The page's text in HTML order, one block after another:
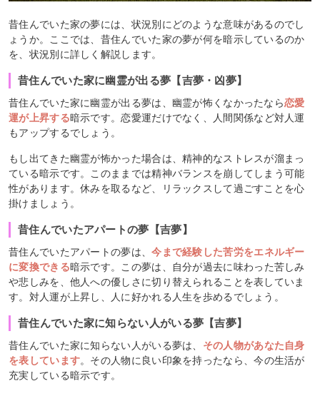
昔住んでいた家の夢には、状況別にどのような意味があるのでし
ょうか。ここでは、昔住んでいた家の夢が何を暗示しているのか
を、状況別に詳しく解説します。
昔住んでいた家に幽霊が出る夢【吉夢・凶夢】
昔住んでいた家に幽霊が出る夢は、幽霊が怖くなかったなら恋愛
運が上昇する暗示です。恋愛運だけでなく、人間関係など対人運
もアップするでしょう。
もし出てきた幽霊が怖かった場合は、精神的なストレスが溜まっ
ている暗示です。このままでは精神バランスを崩してしまう可能
性があります。休みを取るなど、リラックスして過ごすことを心
掛けましょう。
昔住んでいたアパートの夢【吉夢】
昔住んでいたアパートの夢は、今まで経験した苦労をエネルギー
に変換できる暗示です。この夢は、自分が過去に味わった苦しみ
や悲しみを、他人への優しさに切り替えられることを表していま
す。対人運が上昇し、人に好かれる人生を歩めるでしょう。
昔住んでいた家に知らない人がいる夢【吉夢】
昔住んでいた家に知らない人がいる夢は、 その人物があなた自身
を表しています。その人物に良い印象を持ったなら、今の生活が
充実している暗示です。